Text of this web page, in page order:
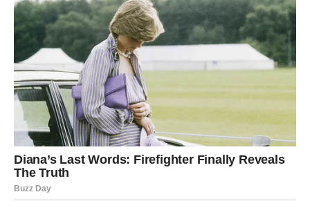
Osim emocionalne boli, ova žena se suočila i s osjećajem
krivice. Gubitak voljene osobe često donosi preispitivanje
vlastitih odluka.
Osjećaj nemoći, koji je proizašao iz saznanja
da nije mogla spriječiti bol voljene osobe, dodatno je otežao
njen proces tugovanja. U trenucima osame, često se pitala:
“Da li sam mogla učiniti više?
Da li sam propustila znakove?” Ova pitanja nisu imala lako
rješenje, ali su odražavala duboku unutrašnju borbu koju je
nosila. Često bi provela noći razmišljajući o tome kako je
mogla drugačije reagovati, kako bi možda mogla izbjeći